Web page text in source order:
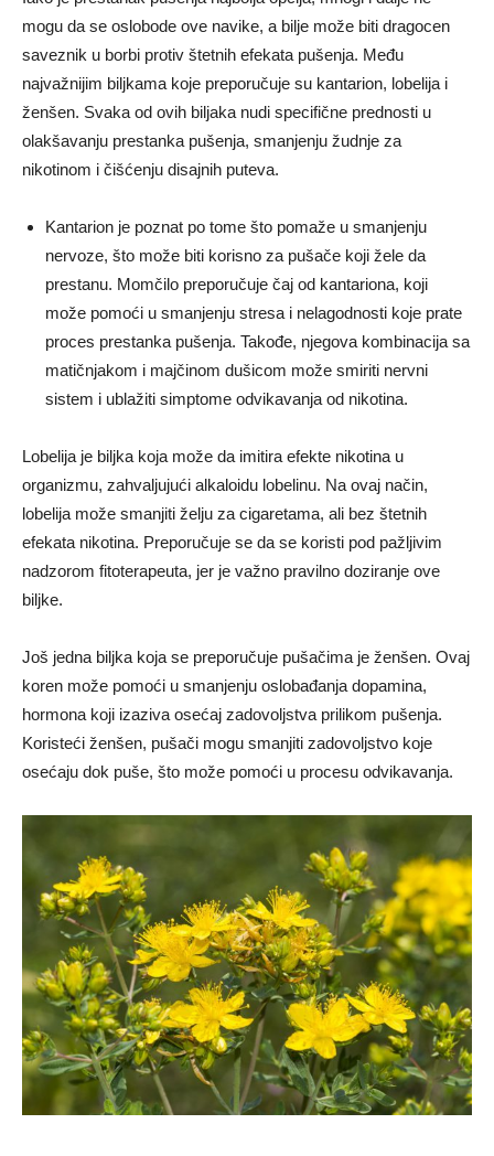
mogu da se oslobode ove navike, a bilje može biti dragocen
saveznik u borbi protiv štetnih efekata pušenja. Među
najvažnijim biljkama koje preporučuje su kantarion, lobelija i
ženšen. Svaka od ovih biljaka nudi specifične prednosti u
olakšavanju prestanka pušenja, smanjenju žudnje za
nikotinom i čišćenju disajnih puteva.
Kantarion je poznat po tome što pomaže u smanjenju
nervoze, što može biti korisno za pušače koji žele da
prestanu. Momčilo preporučuje čaj od kantariona, koji
može pomoći u smanjenju stresa i nelagodnosti koje prate
proces prestanka pušenja. Takođe, njegova kombinacija sa
matičnjakom i majčinom dušicom može smiriti nervni
sistem i ublažiti simptome odvikavanja od nikotina.
Lobelija je biljka koja može da imitira efekte nikotina u
organizmu, zahvaljujući alkaloidu lobelinu. Na ovaj način,
lobelija može smanjiti želju za cigaretama, ali bez štetnih
efekata nikotina. Preporučuje se da se koristi pod pažljivim
nadzorom fitoterapeuta, jer je važno pravilno doziranje ove
biljke.
Još jedna biljka koja se preporučuje pušačima je ženšen. Ovaj
koren može pomoći u smanjenju oslobađanja dopamina,
hormona koji izaziva osećaj zadovoljstva prilikom pušenja.
Koristeći ženšen, pušači mogu smanjiti zadovoljstvo koje
osećaju dok puše, što može pomoći u procesu odvikavanja.